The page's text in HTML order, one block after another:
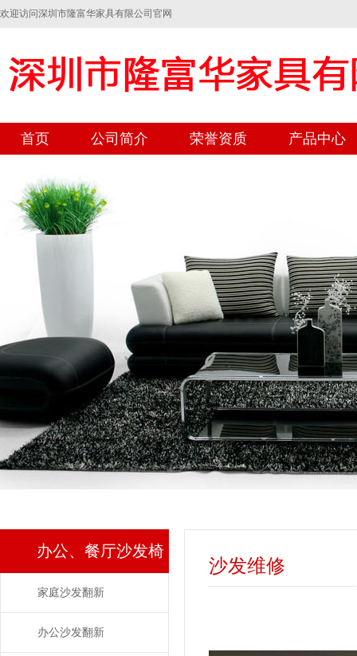
欢迎访问深圳市隆富华家具有限公司官网
首页 公司简介 荣誉资质 产品中心
办公、餐厅沙发椅
子翻新
家庭沙发翻新
办公沙发翻新
沙发维修